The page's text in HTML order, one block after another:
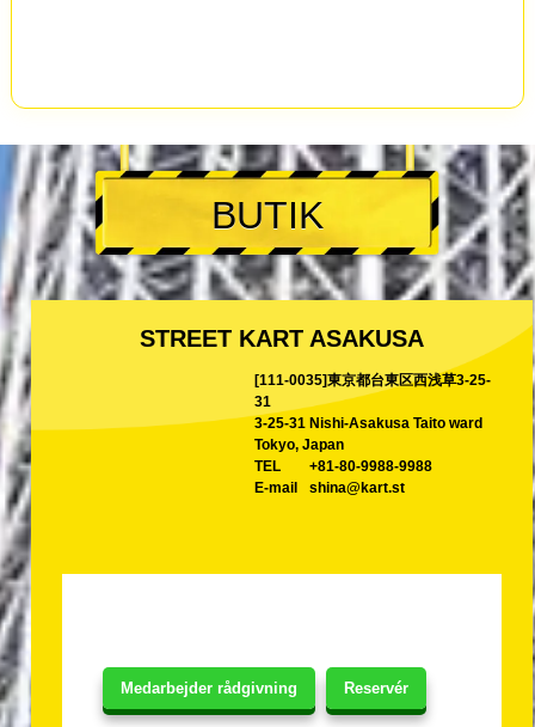
Medarbejder rådgivning Reservér
BUTIK
STREET KART ASAKUSA
[111-0035]東京都台東区西浅草3-25-
31
3-25-31 Nishi-Asakusa Taito ward
Tokyo, Japan
TEL
+81-80-9988-9988
E-mail
shina@kart.st